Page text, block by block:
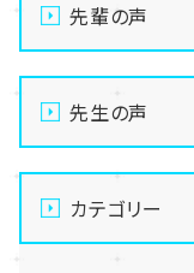
先輩の声
先生の声
カテゴリー